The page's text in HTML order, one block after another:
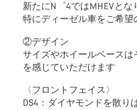
新たにN゜4ではMHEVとな
特にディーゼル車をご希望
②デザイン
サイズやホイールベース
を感じていただけます
〈フロントフェイス〉
DS4：ダイヤモンドを散り